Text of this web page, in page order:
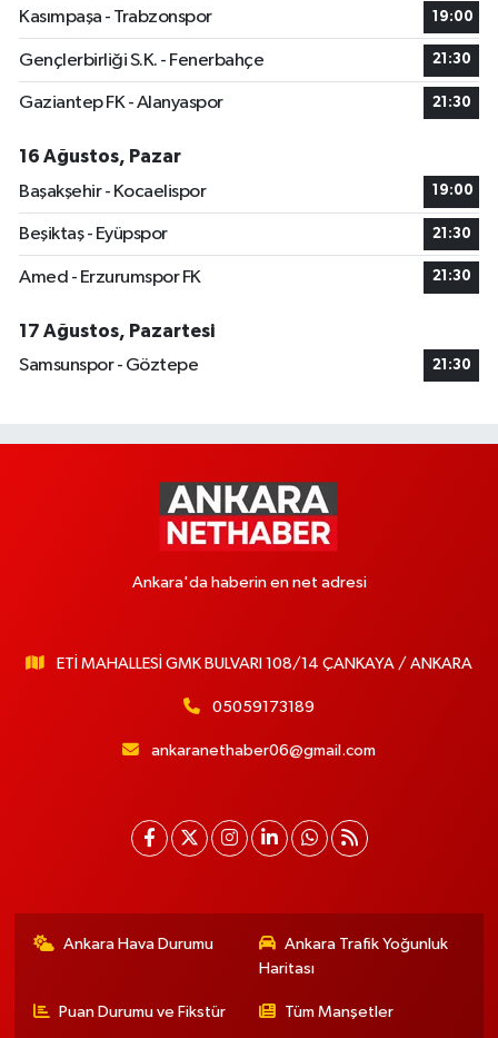
Kasımpaşa - Trabzonspor 19:00
Gençlerbirliği S.K. - Fenerbahçe 21:30
Gaziantep FK - Alanyaspor 21:30
16 Ağustos, Pazar
Başakşehir - Kocaelispor
19:00
Beşiktaş - Eyüpspor 21:30
Amed - Erzurumspor FK 21:30
17 Ağustos, Pazartesi
Samsunspor - Göztepe
21:30
Ankara'da haberin en net adresi
ETİ MAHALLESİ GMK BULVARI 108/14 ÇANKAYA / ANKARA
05059173189
ankaranethaber06@gmail.com
Ankara Hava Durumu
Ankara Trafik Yoğunluk
Haritası
Puan Durumu ve Fikstür Tüm Manşetler